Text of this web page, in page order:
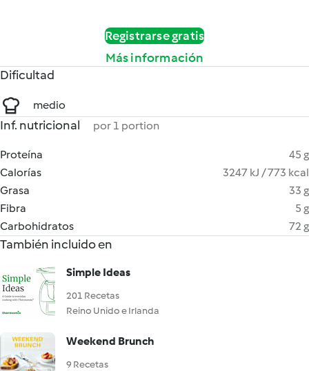
Registrarse gratis
Más información
Dificultad
medio
Inf. nutricional por 1 portion
Proteína
45 g
Calorías
3247 kJ / 773 kcal
Grasa
33 g
Fibra
5 g
Carbohidratos
72 g
También incluido en
Simple Ideas
201 Recetas
Reino Unido e Irlanda
Weekend Brunch
9 Recetas